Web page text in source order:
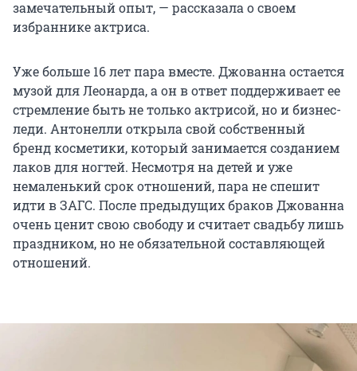
замечательный опыт, — рассказала о своем
избраннике актриса.
Уже больше 16 лет пара вместе. Джованна остается
музой для Леонарда, а он в ответ поддерживает ее
стремление быть не только актрисой, но и бизнес-
леди. Антонелли открыла свой собственный
бренд косметики, который занимается созданием
лаков для ногтей. Несмотря на детей и уже
немаленький срок отношений, пара не спешит
идти в ЗАГС. После предыдущих браков Джованна
очень ценит свою свободу и считает свадьбу лишь
праздником, но не обязательной составляющей
отношений.